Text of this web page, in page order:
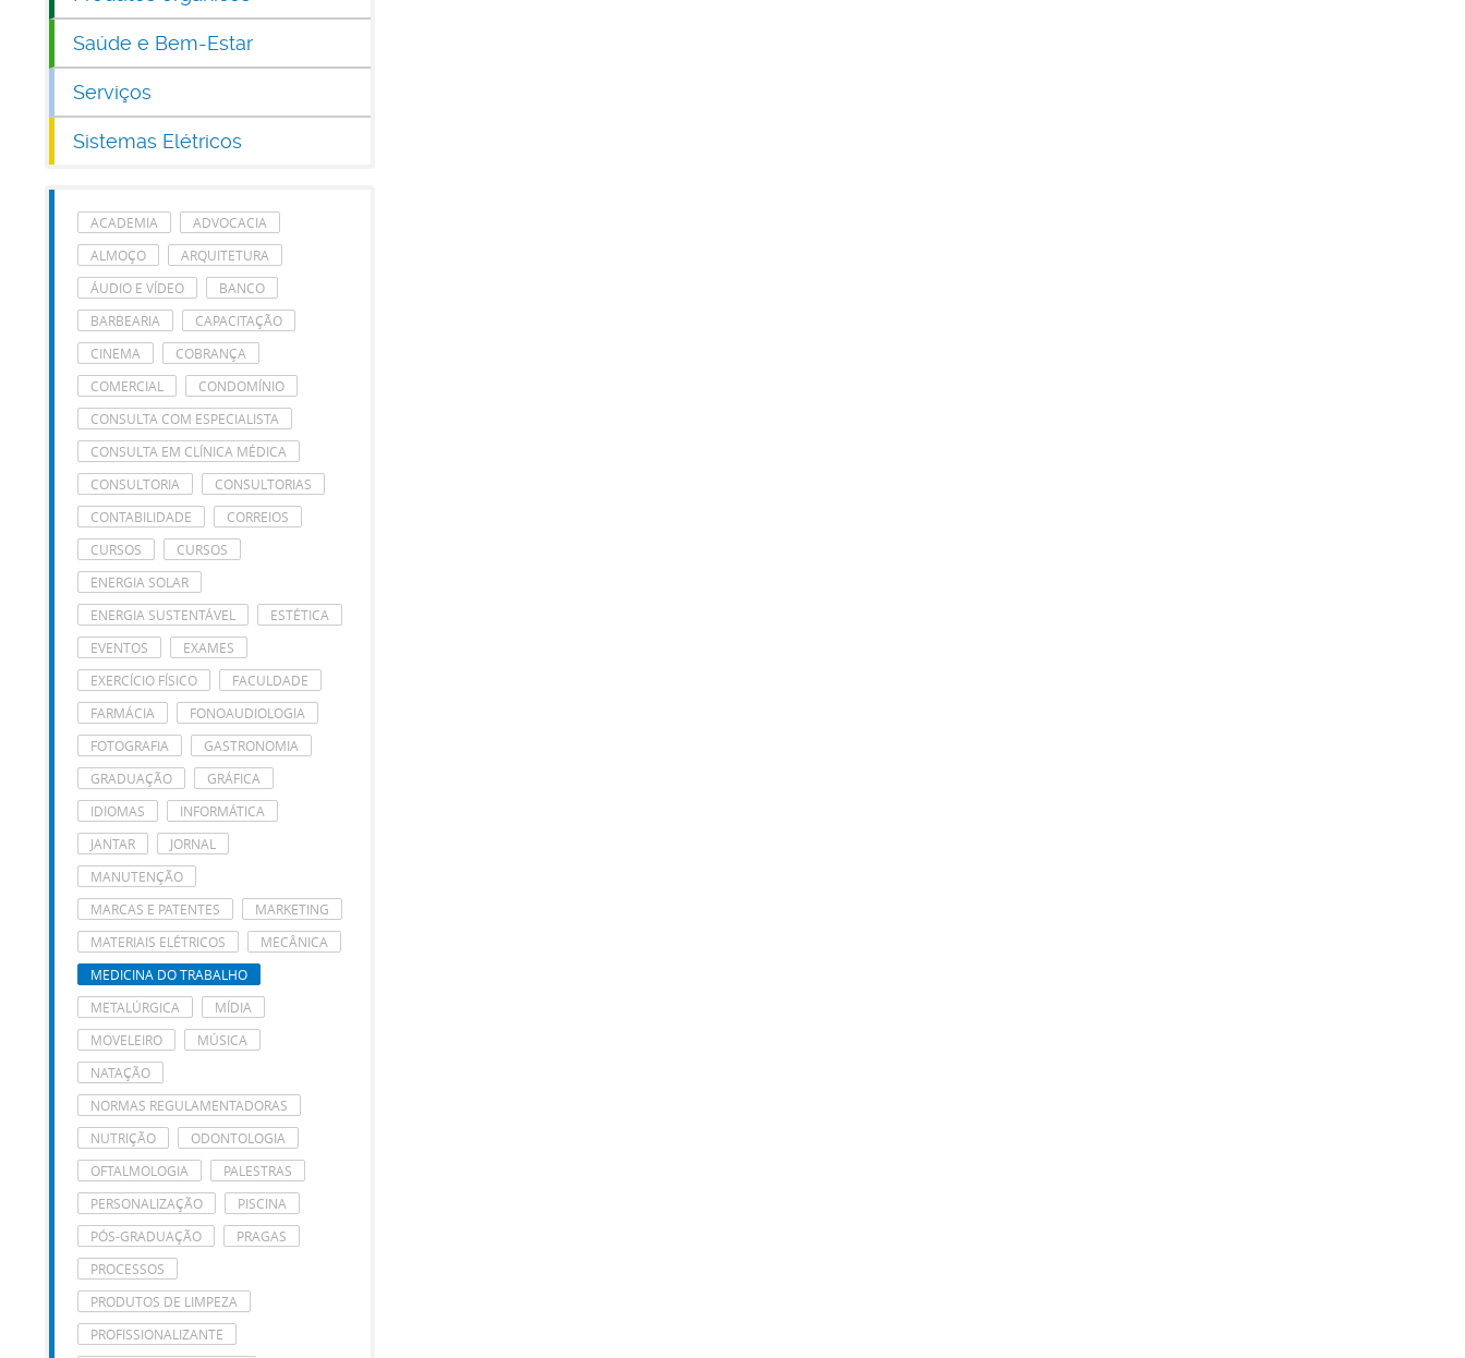
Saúde e Bem-Estar
Serviços
Sistemas Elétricos
ACADEMIA
ADVOCACIA
ALMOÇO
ARQUITETURA
ÁUDIO E VÍDEO
BANCO
BARBEARIA
CAPACITAÇÃO
CINEMA
COBRANÇA
COMERCIAL
CONDOMÍNIO
CONSULTA COM ESPECIALISTA
CONSULTA EM CLÍNICA MÉDICA
CONSULTORIA
CONSULTORIAS
CONTABILIDADE
CORREIOS
CURSOS
CURSOS
ENERGIA SOLAR
ENERGIA SUSTENTÁVEL
ESTÉTICA
EVENTOS
EXAMES
EXERCÍCIO FÍSICO
FACULDADE
FARMÁCIA
FONOAUDIOLOGIA
FOTOGRAFIA
GASTRONOMIA
GRADUAÇÃO
GRÁFICA
IDIOMAS
INFORMÁTICA
JANTAR
JORNAL
MANUTENÇÃO
MARCAS E PATENTES
MARKETING
MATERIAIS ELÉTRICOS
MECÂNICA
MEDICINA DO TRABALHO
METALÚRGICA
MÍDIA
MOVELEIRO
MÚSICA
NATAÇÃO
NORMAS REGULAMENTADORAS
NUTRIÇÃO
ODONTOLOGIA
OFTALMOLOGIA
PALESTRAS
PERSONALIZAÇÃO
PISCINA
PÓS-GRADUAÇÃO
PRAGAS
PROCESSOS
PRODUTOS DE LIMPEZA
PROFISSIONALIZANTE